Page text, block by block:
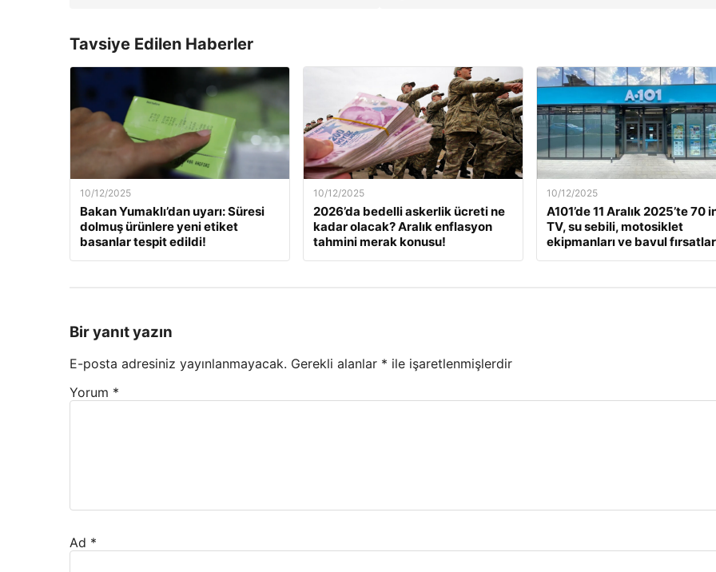
Tavsiye Edilen Haberler
10/12/2025
Bakan Yumaklı’dan uyarı: Süresi
dolmuş ürünlere yeni etiket
basanlar tespit edildi!
10/12/2025
2026’da bedelli askerlik ücreti ne
kadar olacak? Aralık enflasyon
tahmini merak konusu!
10/12/2025
A101’de 11 Aralık 2025’te 70
TV, su sebili, motosiklet
ekipmanları ve bavul
Bir yanıt yazın
E-posta adresiniz yayınlanmayacak. Gerekli alanlar * ile işaretlenmişlerdir
Yorum *
Ad *